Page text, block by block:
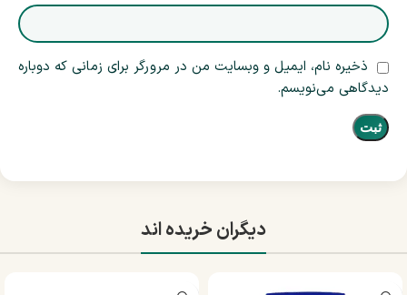
ذخیره نام، ایمیل و وبسایت من در مرورگر برای زمانی که دوباره
دیدگاهی می‌نویسم.
دیگران خریده اند